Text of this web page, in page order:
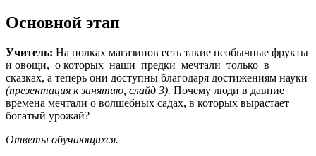
Основной этап
Учитель: На полках магазинов есть такие необычные фрукты
и овощи, о которых наши предки мечтали только в
сказках, а теперь они доступны благодаря достижениям науки
(презентация к занятию, слайд 3). Почему люди в давние
времена мечтали о волшебных садах, в которых вырастает
богатый урожай?
Ответы обучающихся.